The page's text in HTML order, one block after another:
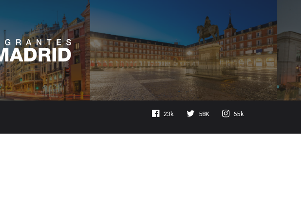
23k 58K 65k